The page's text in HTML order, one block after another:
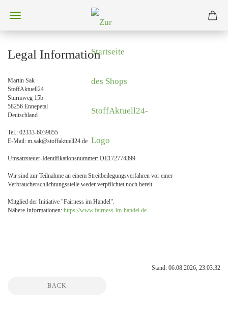
Legal Information
Martin Sak
StoffAktuell24
Sturmweg 15b
58256 Ennepetal
Deutschland
Tel.: 02333-6039855
E-Mail: m.sak@stoffaktuell24.de
Umsatzsteuer-Identifikationsnummer: DE172774399
Wir sind zur Teilnahme an einem Streitbeilegungsverfahren vor einer
Verbraucherschlichtungsstelle weder verpflichtet noch bereit.
Mitglied der Initiative "Fairness im Handel".
Nähere Informationen: https://www.fairness-im-handel.de
Stand: 06.08.2026, 23:03:32
BACK